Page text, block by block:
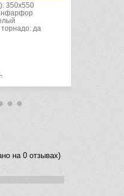
350x550
да
Цена:
на 0 отзывах)